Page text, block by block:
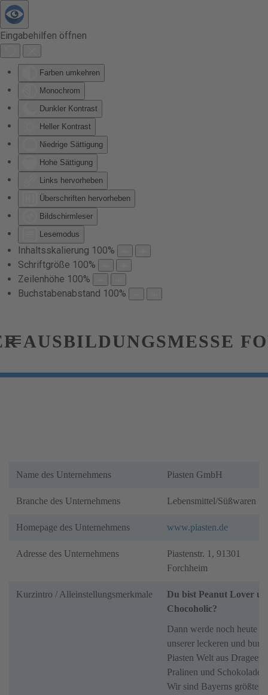
Eingabehilfen öffnen
Farben umkehren
Monochrom
Dunkler Kontrast
Heller Kontrast
Niedrige Sättigung
Hohe Sättigung
Links hervorheben
Überschriften hervorheben
Bildschirmleser
Lesemodus
Inhaltsskalierung 100%
Schriftgröße 100%
Zeilenhöhe 100%
Buchstabenabstand 100%
Zum Hauptinhalt springen
Name des Unternehmens Piasten GmbH
Branche des Unternehmens Lebensmittel/Süßwaren
Homepage des Unternehmens www.piasten.de
Adresse des Unternehmens
Piastenstr. 1, 91301
Forchheim
Kurzintro / Alleinstellungsmerkmale
Du bist Peanut Lover
Chocoholic?
Dann werde noch heute
unserer leckeren und
Piasten Welt aus Dragees,
Pralinen und Schokolade.
Wir sind Bayerns größter